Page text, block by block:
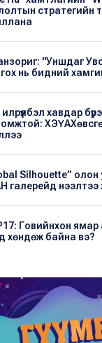
стратегийн
"Уншдаг
нь бидний
хавдар
Silhouette” олон
галерейд нээлтээ
Говийнхон
хөндөж байна вэ?